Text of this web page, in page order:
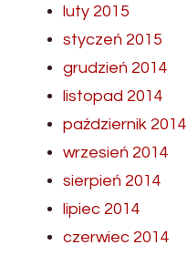
luty 2015
styczeń 2015
grudzień 2014
listopad 2014
październik 2014
wrzesień 2014
sierpień 2014
lipiec 2014
czerwiec 2014